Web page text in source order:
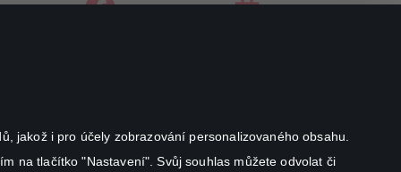
jakož i pro účely zobrazování personalizovaného obsahu.
na tlačítko "Nastavení". Svůj souhlas můžete odvolat či
facebookinstagram